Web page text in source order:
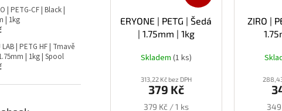
| PETG-CF | Black |
| 1kg
LAB | PETG HF | Tmavě
| 1kg | Spool
ERYONE | PETG | Šedá
| 1.75mm | 1kg
Skladem (1 ks)
313,22 Kč bez DPH
379 Kč
Měrná
379 Kč / 1 ks
ZIRO |
349